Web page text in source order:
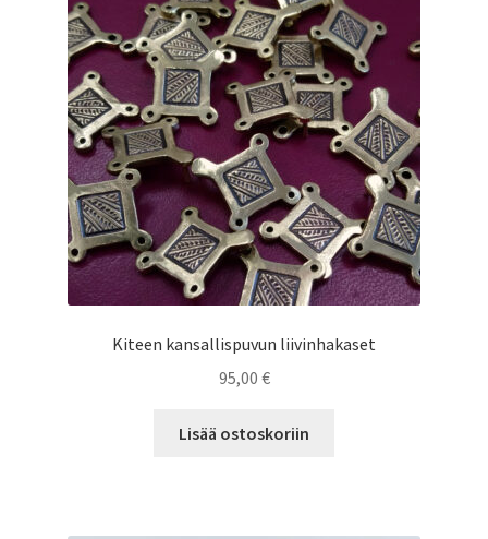
Kiteen kansallispuvun liivinhakaset
95,00 €
Lisää ostoskoriin